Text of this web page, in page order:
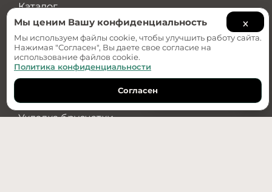
Каталог
О компании
Примеры работ
Услуги
Дизайн-проект
Укладка брусчатки
Обратный звонок
×
Мы ценим Вашу конфиденциальность
Мы используем файлы cookie, чтобы улучшить работу сайта.
Нажимая "Согласен", Вы даете свое согласие на
использование файлов cookie.
Политика конфиденциальности
Согласен